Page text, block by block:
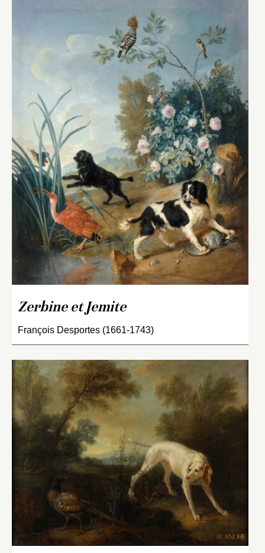
Zerbine et Jemite
François Desportes (1661-1743)